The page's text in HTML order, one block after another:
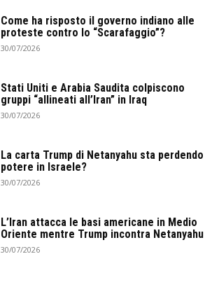
Come ha risposto il governo indiano alle
proteste contro lo “Scarafaggio”?
30/07/2026
Stati Uniti e Arabia Saudita colpiscono
gruppi “allineati all’Iran” in Iraq
30/07/2026
La carta Trump di Netanyahu sta perdendo
potere in Israele?
30/07/2026
L’Iran attacca le basi americane in Medio
Oriente mentre Trump incontra Netanyahu
30/07/2026